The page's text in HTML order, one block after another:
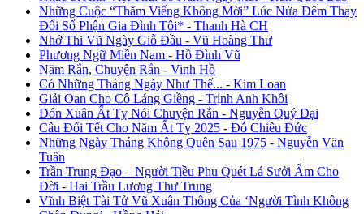
Những Cuộc “Thăm Viếng Không Mời” Lúc Nửa Đêm Thay
Đổi Số Phận Gia Đình Tôi* - Thanh Hà CH
Nhớ Thi Vũ Ngày Giỗ Đầu - Vũ Hoàng Thư
Phương Ngữ Miền Nam - Hồ Đình Vũ
Năm Rắn, Chuyện Rắn - Vinh Hồ
Có Những Tháng Ngày Như Thế... - Kim Loan
Giải Oan Cho Cô Láng Giềng - Trịnh Anh Khôi
Đón Xuân Ất Tỵ Nói Chuyện Rắn - Nguyễn Quý Đại
Câu Đối Tết Cho Năm Ất Tỵ 2025 - Đỗ Chiêu Đức
Những Ngày Tháng Không Quên Sau 1975 - Nguyễn Văn
Tuấn
Trần Trung Đạo – Người Tiều Phu Quét Lá Sưởi Ấm Cho
Đời - Hai Trầu Lương Thư Trung
Vĩnh Biệt Tài Tử Vũ Xuân Thông Của ‘Người Tình Không